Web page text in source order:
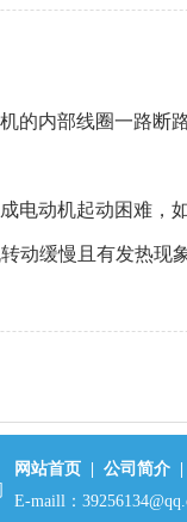
的内部线圈一路断
电动机起动困难，
动缓慢且有发热现
网站首页| 公司简介|
E-maill：